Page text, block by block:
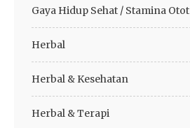
Gaya Hidup Sehat / Stamina Otot
Herbal
Herbal & Kesehatan
Herbal & Terapi